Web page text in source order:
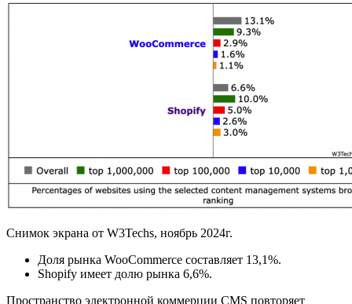
Снимок экрана от W3Techs, ноябрь 2024г.
Доля рынка WooCommerce составляет 13,1%.
Shopify имеет долю рынка 6,6%.
Пространство электронной коммерции CMS повторяет